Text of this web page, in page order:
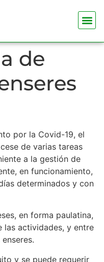
de
por la Covid-19, el
de varias tareas
a la gestión de
en funcionamiento,
determinados y con
en forma paulatina,
las actividades, y entre
y se puede requerir